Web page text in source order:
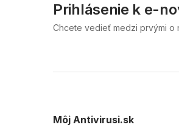
Prihlásenie k e-
Chcete vedieť medzi prvými o
Môj Antivirusi.sk